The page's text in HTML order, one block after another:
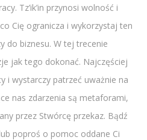
Tz’ik’in przynosi wolność i
Cię ogranicza i wykorzystaj ten
do biznesu. W tej trecenie
jak tego dokonać. Najczęściej
i wystarczy patrzeć uważnie na
nas zdarzenia są metaforami,
przez Stwórcę przekaz. Bądź
poproś o pomoc oddane Ci